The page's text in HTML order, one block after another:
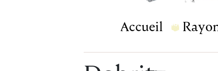
Accueil